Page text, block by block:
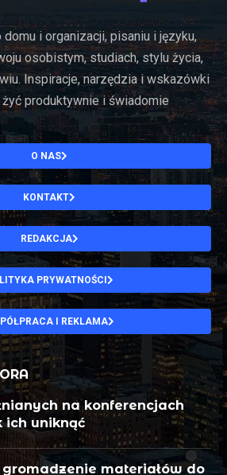
i organizacji, pisaniu i języku,
osobistym, studiach, stylu życia,
Inspiracje, narzędzia i wskazówki
produktywnie i świadomie
O NAS
KONTAKT
REDAKCJA
PRYWATNOŚCI
I REKLAMA
na konferencjach
ich uniknąć
gromadzenie materiałów do